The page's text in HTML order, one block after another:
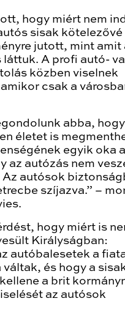
hogy miért nem
sisak kötelezővé
jutott, mint amit
láttuk. A profi autó-
közben viselnek
csak a
abba,
életet is
egyik oka
az autózás nem
Az autósok
szíjazva.” –
hogy miért is
Királyságban:
autóbalesetek a
és hogy a
a brit
az autósok